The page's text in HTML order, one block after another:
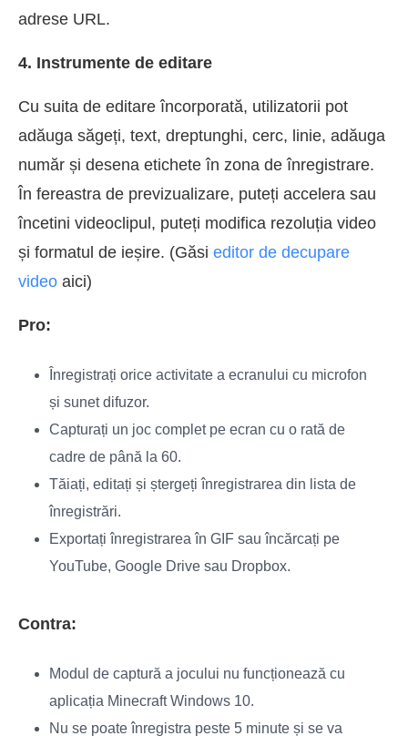
adrese URL.
4. Instrumente de editare
Cu suita de editare încorporată, utilizatorii pot
adăuga săgeți, text, dreptunghi, cerc, linie, adăuga
număr și desena etichete în zona de înregistrare.
În fereastra de previzualizare, puteți accelera sau
încetini videoclipul, puteți modifica rezoluția video
și formatul de ieșire. (Găsi editor de decupare
video aici)
Pro:
Înregistrați orice activitate a ecranului cu microfon
și sunet difuzor.
Capturați un joc complet pe ecran cu o rată de
cadre de până la 60.
Tăiați, editați și ștergeți înregistrarea din lista de
înregistrări.
Exportați înregistrarea în GIF sau încărcați pe
YouTube, Google Drive sau Dropbox.
Contra:
Modul de captură a jocului nu funcționează cu
aplicația Minecraft Windows 10.
Nu se poate înregistra peste 5 minute și se va